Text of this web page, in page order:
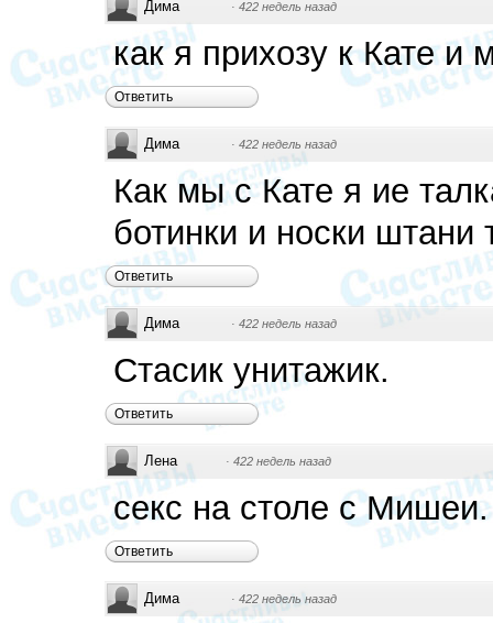
Дима · 422 недель назад
как я прихозу к Кате и
Ответить
Дима · 422 недель назад
Как мы с Кате я ие
ботинки и носки штани
Ответить
Дима · 422 недель назад
Стасик унитажик.
Ответить
Лена · 422 недель назад
секс на столе с Мишеи.
Ответить
Дима · 422 недель назад